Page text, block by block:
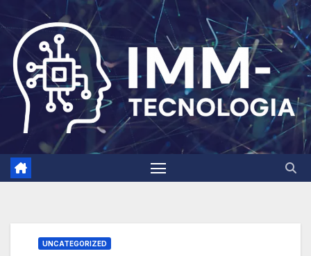
to
content
UNCATEGORIZED